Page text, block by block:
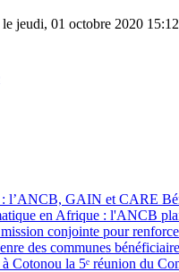
jeudi, 01 octobre 2020 15:12
l’ANCB, GAIN et CARE
en Afrique : l'ANCB
conjointe pour
des communes
Cotonou la 5ᵉ réunion du